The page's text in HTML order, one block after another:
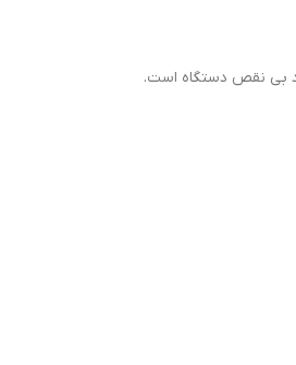
بی نقص دستگاه است.